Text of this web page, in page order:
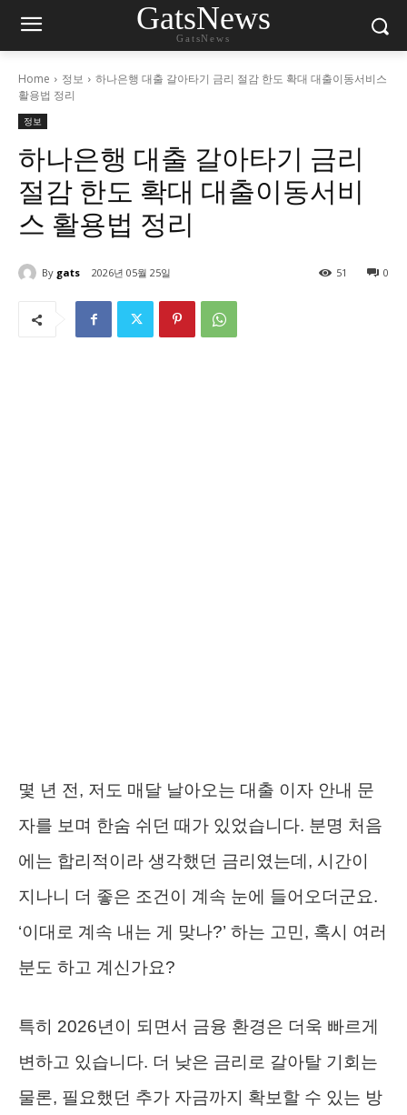
GatsNews
GatsNews
Home 정보
하나은행 대출 갈아타기 금리 절감 한도 확대 대출이동서비스
활용법 정리
정보
하나은행 대출 갈아타기 금리
절감 한도 확대 대출이동서비
스 활용법 정리
By gats 2026년 05월 25일 0
51
몇 년 전, 저도 매달 날아오는 대출 이자 안내 문
자를 보며 한숨 쉬던 때가 있었습니다. 분명 처음
에는 합리적이라 생각했던 금리였는데, 시간이
지나니 더 좋은 조건이 계속 눈에 들어오더군요.
‘이대로 계속 내는 게 맞나?’ 하는 고민, 혹시 여러
분도 하고 계신가요?
특히 2026년이 되면서 금융 환경은 더욱 빠르게
변하고 있습니다. 더 낮은 금리로 갈아탈 기회는
물론, 필요했던 추가 자금까지 확보할 수 있는 방